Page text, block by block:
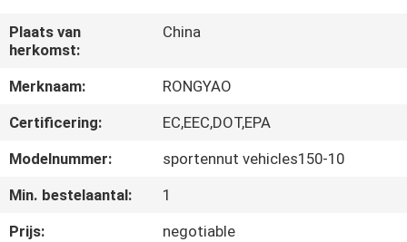
FABRIEKSREIS
KWALITEITSCONTROLE
CONTACTEER
ONS
Plaats van
herkomst:
China
Merknaam:
RONGYAO
Certificering:
EC,EEC,DOT,EPA
Modelnummer:
sportennut vehicles150-10
Min. bestelaantal:
1
Prijs:
negotiable